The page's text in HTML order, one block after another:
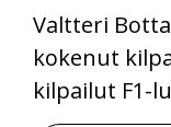
Valtteri
kokenut
kilpailut F1-